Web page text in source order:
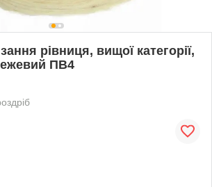
рівниця, вищої категорії,
ПВ4